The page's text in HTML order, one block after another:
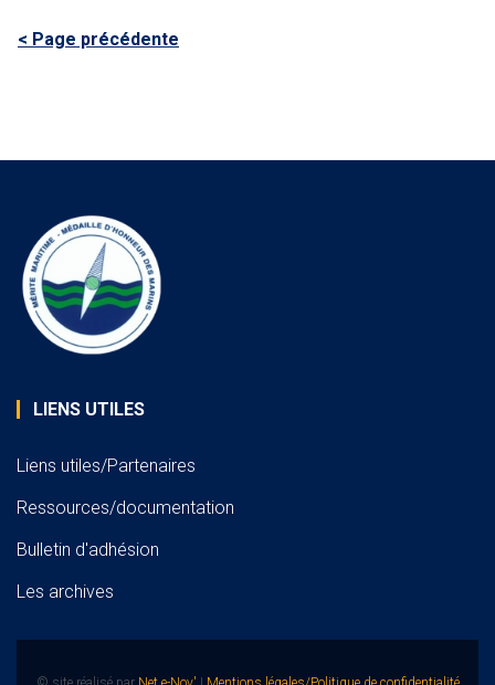
< Page précédente
LIENS UTILES
Liens utiles/Partenaires
Ressources/documentation
Bulletin d'adhésion
Les archives